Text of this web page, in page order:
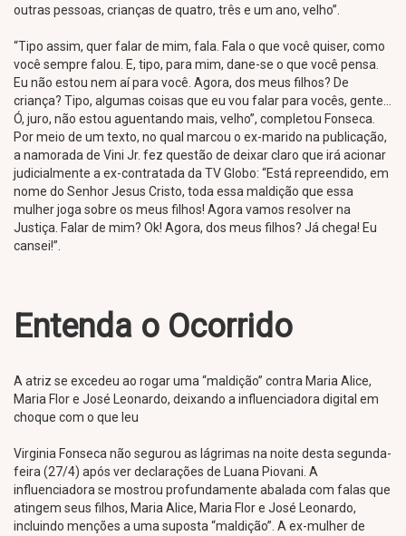
outras pessoas, crianças de quatro, três e um ano, velho”.
“Tipo assim, quer falar de mim, fala. Fala o que você quiser, como
você sempre falou. E, tipo, para mim, dane-se o que você pensa.
Eu não estou nem aí para você. Agora, dos meus filhos? De
criança? Tipo, algumas coisas que eu vou falar para vocês, gente…
Ó, juro, não estou aguentando mais, velho”, completou Fonseca.
Por meio de um texto, no qual marcou o ex-marido na publicação,
a namorada de Vini Jr. fez questão de deixar claro que irá acionar
judicialmente a ex-contratada da TV Globo: “Está repreendido, em
nome do Senhor Jesus Cristo, toda essa maldição que essa
mulher joga sobre os meus filhos! Agora vamos resolver na
Justiça. Falar de mim? Ok! Agora, dos meus filhos? Já chega! Eu
cansei!”.
Entenda o Ocorrido
A atriz se excedeu ao rogar uma “maldição” contra Maria Alice,
Maria Flor e José Leonardo, deixando a influenciadora digital em
choque com o que leu
Virginia Fonseca não segurou as lágrimas na noite desta segunda-
feira (27/4) após ver declarações de Luana Piovani. A
influenciadora se mostrou profundamente abalada com falas que
atingem seus filhos, Maria Alice, Maria Flor e José Leonardo,
incluindo menções a uma suposta “maldição”. A ex-mulher de